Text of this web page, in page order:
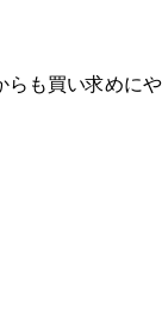
らも買い求めにや